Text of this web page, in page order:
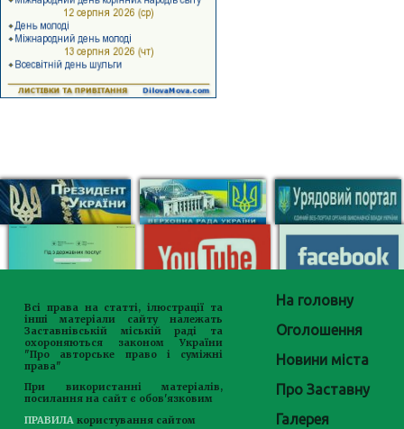
Всі права на статті, ілюстрації та
інші матеріали сайту належать
Заставнівській міській раді та
охороняються законом України
"Про авторське право і суміжні
права"
При використанні матеріалів,
посилання на сайт є обов'язковим
ПРАВИЛА користування сайтом
На головну
Оголошення
Новини міста
Про Заставну
Галерея